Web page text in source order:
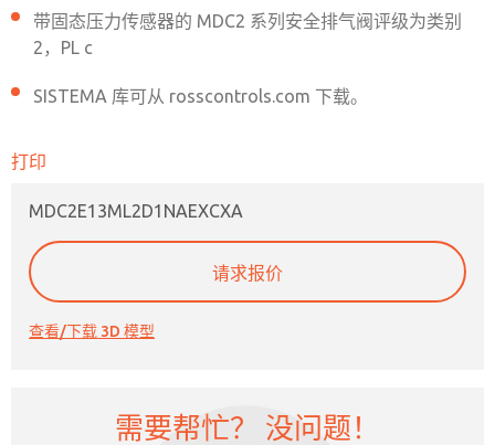
带固态压力传感器的 MDC2 系列安全排气阀评级为类别
2，PL c
SISTEMA 库可从 rosscontrols.com 下载。
打印
MDC2E13ML2D1NAEXCXA
请求报价
查看/下载 3D 模型
需要帮忙？ 没问题！
联系ROSS中国